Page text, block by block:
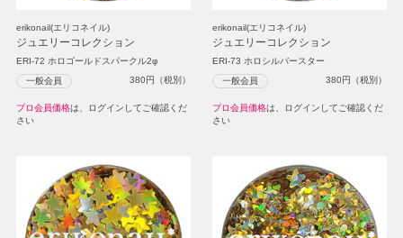
erikonail(エリコネイル)
ジュエリーコレクション
ERI-72 ホロゴールドスパークル2φ
一般会員 380円（税別）
プロ会員価格は、ログインしてご確認くだ
さい
erikonail(エリコネイル)
ジュエリーコレクション
ERI-73 ホロシルバースター
一般会員 380円（税別）
プロ会員価格は、ログインしてご確認くだ
さい